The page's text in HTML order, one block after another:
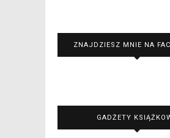
ZNAJDZIESZ MNIE NA
GADŻETY